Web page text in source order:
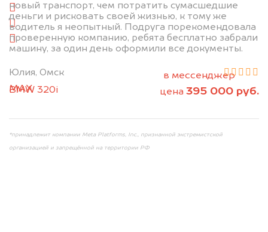
новый транспорт, чем потратить сумасшедшие
деньги и рисковать своей жизнью, к тому же
водитель я неопытный. Подруга порекомендовала
проверенную компанию, ребята бесплатно забрали
машину, за один день оформили все документы.
Юлия, Омск
BMW 320i
цена 395 000 руб.
слева
справа
салон
+79584983298 по WhatsApp*, в мессенджер
MAXили на электронную почту
*принадлежит компании Meta Platforms, Inc., признанной экстремистской
организацией и запрещённой на территории РФ